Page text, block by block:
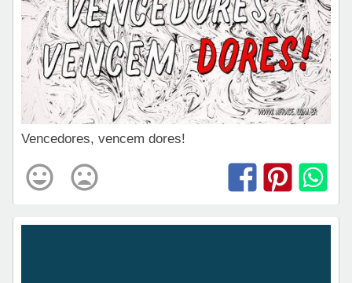
Vencedores, vencem dores!